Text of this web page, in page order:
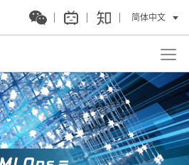
简体中文